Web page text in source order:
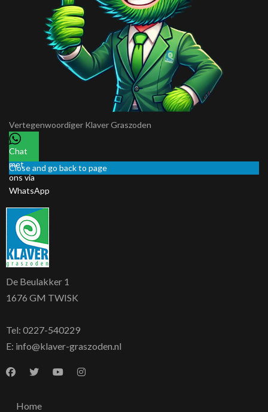
Vertegenwoordiger Klaver Graszoden
Chat
met
ons via
WhatsApp
Close and go back to page
De Beulakker 1
1676 GM TWISK
Tel: 0227-540229
E: info@klaver-graszoden.nl
Home